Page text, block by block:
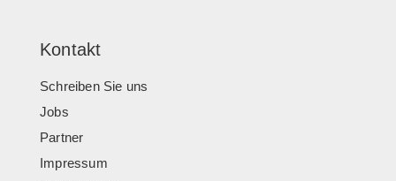
Kontakt
Schreiben Sie uns
Jobs
Partner
Impressum